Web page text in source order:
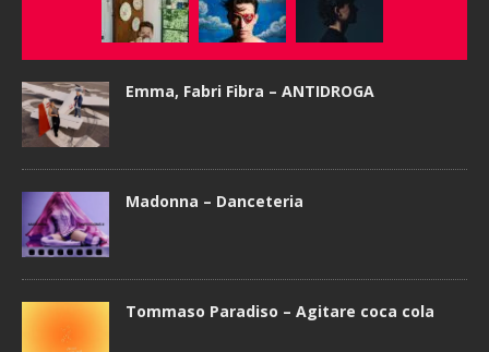
Emma, Fabri Fibra – ANTIDROGA
Madonna – Danceteria
Tommaso Paradiso – Agitare coca cola